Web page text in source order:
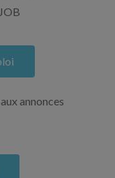
annonces